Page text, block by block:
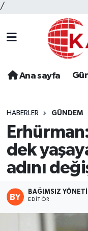
/
Ana sayfa
HABERLER GÜNDEM
dek
adını
BAĞIMSIZ
EDITÖR